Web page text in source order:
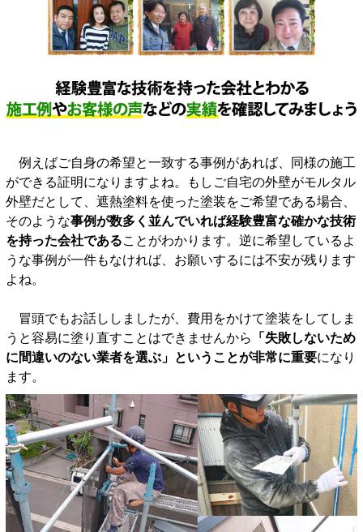
例えばご自身の希望と一致する事例があれば、同様の施工
ができる証明になりますよね。もしご自宅の外壁がモルタル
外壁だとして、遮熱塗料を使った塗装をご希望である場合、
そのような事例が数多く並んでいれば経験豊富な確かな技術
を持った会社であることがわかります。逆に希望しているよ
うな事例が一件もなければ、お願いするには不安が残ります
よね。
冒頭でもお話ししましたが、費用をかけて塗装をしてしま
うと容易に塗り直すことはできませんから
「失敗しないため
に間違いのない業者を選ぶ」ということが非常に重要になり
ます。